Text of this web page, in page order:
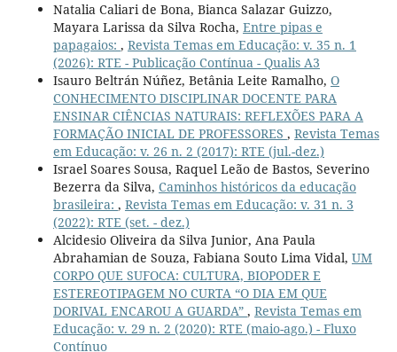
Natalia Caliari de Bona, Bianca Salazar Guizzo,
Mayara Larissa da Silva Rocha, Entre pipas e
papagaios: , Revista Temas em Educação: v. 35 n. 1
(2026): RTE - Publicação Contínua - Qualis A3
Isauro Beltrán Núñez, Betânia Leite Ramalho, O
CONHECIMENTO DISCIPLINAR DOCENTE PARA
ENSINAR CIÊNCIAS NATURAIS: REFLEXÕES PARA A
FORMAÇÃO INICIAL DE PROFESSORES , Revista Temas
em Educação: v. 26 n. 2 (2017): RTE (jul.-dez.)
Israel Soares Sousa, Raquel Leão de Bastos, Severino
Bezerra da Silva, Caminhos históricos da educação
brasileira: , Revista Temas em Educação: v. 31 n. 3
(2022): RTE (set. - dez.)
Alcidesio Oliveira da Silva Junior, Ana Paula
Abrahamian de Souza, Fabiana Souto Lima Vidal, UM
CORPO QUE SUFOCA: CULTURA, BIOPODER E
ESTEREOTIPAGEM NO CURTA “O DIA EM QUE
DORIVAL ENCAROU A GUARDA” , Revista Temas em
Educação: v. 29 n. 2 (2020): RTE (maio-ago.) - Fluxo
Contínuo